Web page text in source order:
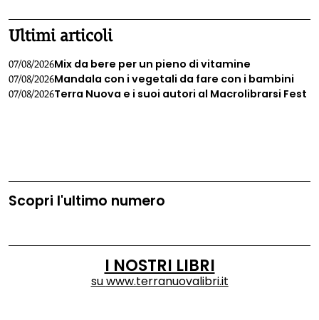
Ultimi articoli
07/08/2026Mix da bere per un pieno di vitamine
07/08/2026Mandala con i vegetali da fare con i bambini
07/08/2026Terra Nuova e i suoi autori al Macrolibrarsi Fest
Scopri l'ultimo numero
I NOSTRI LIBRI
suwww.terranuovalibri.it